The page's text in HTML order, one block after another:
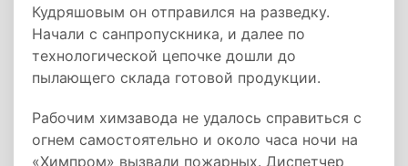
Кудряшовым он отправился на разведку.
Начали с санпропускника, и далее по
технологической цепочке дошли до
пылающего склада готовой продукции.
Рабочим химзавода не удалось справиться с
огнем самостоятельно и около часа ночи на
«Химпром» вызвали пожарных. Диспетчер